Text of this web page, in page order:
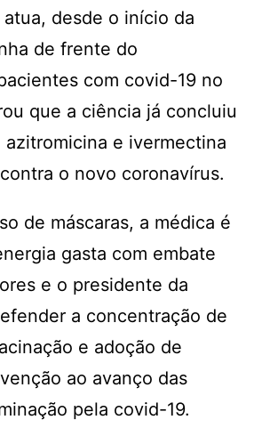
desde o início da
de frente do
com covid-19 no
que a ciência já concluiu
e ivermectina
o novo coronavírus.
de máscaras, a médica é
gasta com embate
e o presidente da
a concentração de
e adoção de
ao avanço das
pela covid-19.